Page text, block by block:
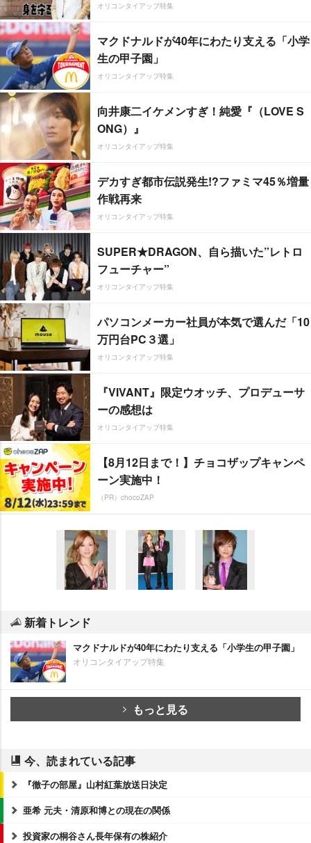
オリコンタイアップ特集
マクドナルドが40年にわたり支える「小学
生の甲子園」
オリコンタイアップ特集
向井康二イケメンすぎ！純愛『（LOVE S
ONG）』
オリコンタイアップ特集
デカすぎ都市伝説発生!?ファミマ45％増量
作戦再来
オリコンタイアップ特集
SUPER★DRAGON、自ら描いた”レトロ
フューチャー”
オリコンタイアップ特集
パソコンメーカー社員が本気で選んだ「10
万円台PC３選」
オリコンタイアップ特集
『VIVANT』限定ウオッチ、プロデューサ
ーの感想は
オリコンタイアップ特集
【8月12日まで！】チョコザップキャンペ
ーン実施中！
（PR）chocoZAP
新着トレンド
マクドナルドが40年にわたり支える「小学生の甲子園」
オリコンタイアップ特集
もっと見る
今、読まれている記事
『徹子の部屋』山村紅葉放送日決定
亜希 元夫・清原和博との現在の関係
投資家の桐谷さん長年保有の株紹介